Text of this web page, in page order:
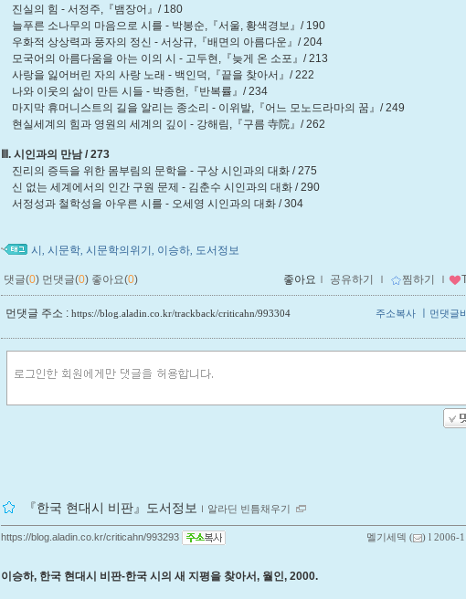
진실의 힘 - 서정주,『뱀장어』/ 180
늘푸른 소나무의 마음으로 시를 - 박봉순,『서울, 황색경보』/ 190
우화적 상상력과 풍자의 정신 - 서상규,『배면의 아름다운』/ 204
모국어의 아름다움을 아는 이의 시 - 고두현,『늦게 온 소포』/ 213
사랑을 잃어버린 자의 사랑 노래 - 백인덕,『끝을 찾아서』/ 222
나와 이웃의 삶이 만든 시들 - 박종헌,『반복률』/ 234
마지막 휴머니스트의 길을 알리는 종소리 - 이위발,『어느 모노드라마의 꿈』/ 249
현실세계의 힘과 영원의 세계의 깊이 - 강해림,『구름 寺院』/ 262
Ⅲ. 시인과의 만남 / 273
진리의 증득을 위한 몸부림의 문학을 - 구상 시인과의 대화 / 275
신 없는 세계에서의 인간 구원 문제 - 김춘수 시인과의 대화 / 290
서정성과 철학성을 아우른 시를 - 오세영 시인과의 대화 / 304
시 시문학 시문학의위기 이승하 도서정보
댓글(0) 먼댓글(0) 좋아요(0) 좋아요 ｌ 공유하기 ｌ 찜하기 ｌ
먼댓글 주소 : https://blog.aladin.co.kr/trackback/criticahn/993304 먼댓글
주소복사
『한국 현대시 비판』도서정보 ｌ 알라딘 빈틈채우기
멜기세덱 ( ) l 2006-
https://blog.aladin.co.kr/criticahn/993293
이승하, 한국 현대시 비판-한국 시의 새 지평을 찾아서, 월인, 2000.